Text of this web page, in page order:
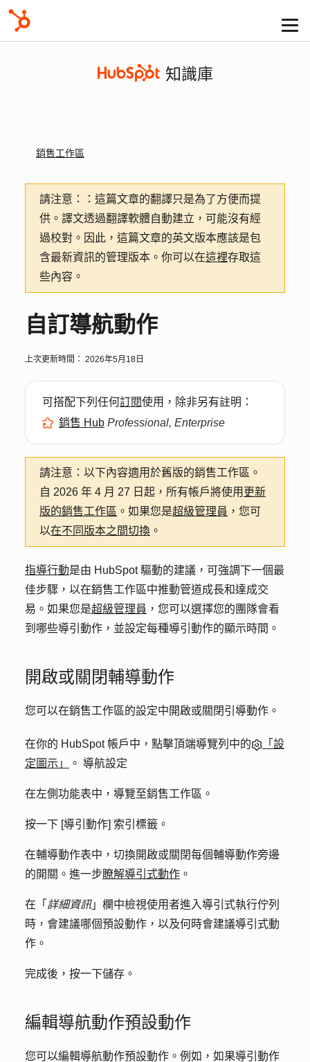
知識庫
銷售工作區
請注意：
：這篇文章的翻譯只是為了方便而提
供。譯文透過翻譯軟體自動建立，可能沒有經
過校對。因此，這篇文章的英文版本應該是包
含最新資訊的管理版本。你可以在這裡存取這
些內容。
自訂導航動作
上次更新時間： 2026年5月18日
可搭配下列任何訂閱使用，除非另有註明：
銷售 Hub Professional, Enterprise
請注意： 以下內容適用於舊版的銷售工作區。
自 2026 年 4 月 27 日起，所有帳戶將使用 更新
版的銷售工作區 。如果您是超級管理員 ，您可
以在不同版本之間切換 。
指導行動是由 HubSpot 驅動的建議，可強調下一個最
佳步驟，以在銷售工作區中推動管道成長和達成交
易。如果您是超級管理員 ，您可以選擇您的團隊會看
到哪些導引動作，並設定每種導引動作的顯示時間。
開啟或關閉輔導動作
您可以在銷售工作區的設定中開啟或關閉引導動作。
在你的 HubSpot 帳戶中，點擊頂端導覽列中的
「設
定圖示」
。 導航設定
在左側功能表中，導覽至銷售工作區。
按一下 [導引動作] 索引標籤。
在輔導動作表中，切換開啟或關閉每個輔導動作旁邊
的開關 。進一步瞭解導引式動作 。
在「 詳細資訊」欄中檢視使用者進入導引式執行佇列
時，會建議哪個預設動作，以及何時會建議導引式動
作。
完成後，按一下儲存 。
編輯導航動作預設動作
您可以編輯導航動作預設動作。例如，如果導引動作